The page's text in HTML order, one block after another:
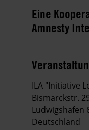
Eine
Amnesty
ILA "Initiative
Bismarckstr.
Ludwigshafen
Deutschland